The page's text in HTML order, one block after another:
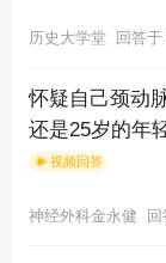
市。从公元794年
历史大学堂 回答于
怀疑自己颈动
还是25岁的年
塞一样，一般
视频回答
神经外科金永健 回